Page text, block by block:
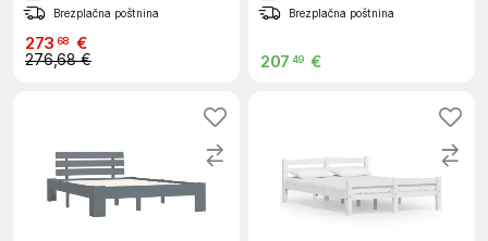
Brezplačna poštnina
273 68 €
276,68 €
Brezplačna poštnina
207 49 €